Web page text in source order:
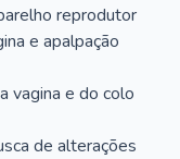
reprodutor
e apalpação
vagina e do colo
de alterações